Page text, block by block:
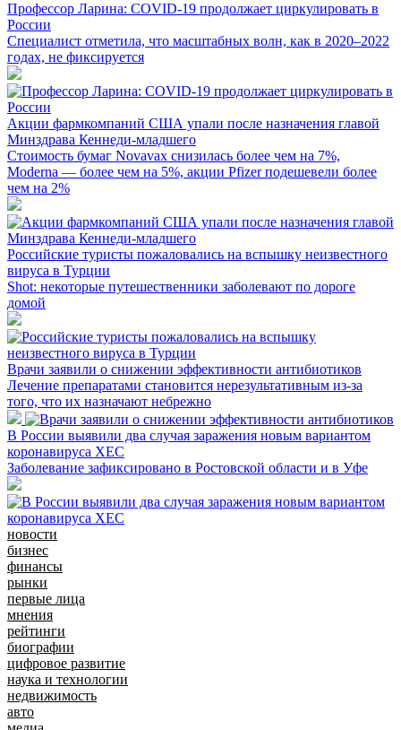
Профессор Ларина: COVID-19 продолжает циркулировать в
России
Специалист отметила, что масштабных волн, как в 2020–2022
годах, не фиксируется
Акции фармкомпаний США упали после назначения главой
Минздрава Кеннеди-младшего
Стоимость бумаг Novavax снизилась более чем на 7%,
Moderna — более чем на 5%, акции Pfizer подешевели более
чем на 2%
Российские туристы пожаловались на вспышку неизвестного
вируса в Турции
Shot: некоторые путешественники заболевают по дороге
домой
Врачи заявили о снижении эффективности антибиотиков
Лечение препаратами становится нерезультативным из-за
того, что их назначают небрежно
В России выявили два случая заражения новым вариантом
коронавируса XEC
Заболевание зафиксировано в Ростовской области и в Уфе
новости
бизнес
финансы
рынки
первые лица
мнения
рейтинги
биографии
цифровое развитие
наука и технологии
недвижимость
авто